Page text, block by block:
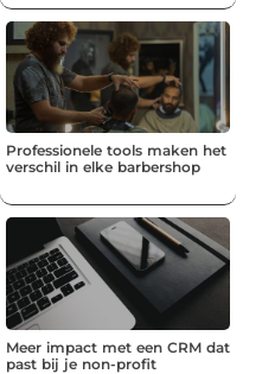
Professionele tools maken het
verschil in elke barbershop
Meer impact met een CRM dat
past bij je non-profit